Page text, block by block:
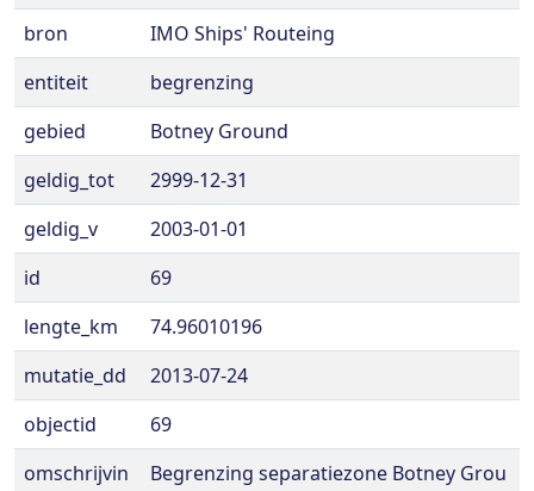
bron
IMO Ships' Routeing
entiteit
begrenzing
gebied
Botney Ground
geldig_tot
2999-12-31
geldig_v
2003-01-01
id
69
lengte_km
74.96010196
mutatie_dd
2013-07-24
objectid
69
omschrijvin
Begrenzing separatiezone Botney Grou